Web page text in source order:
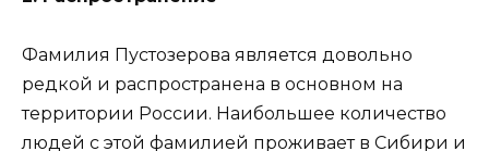
Фамилия Пустозерова является довольно
редкой и распространена в основном на
территории России. Наибольшее количество
людей с этой фамилией проживает в Сибири и